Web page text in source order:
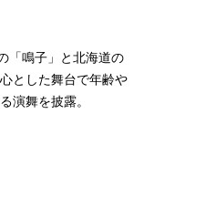
「鳴子」と北海道の
とした舞台で年齢や
演舞を披露。